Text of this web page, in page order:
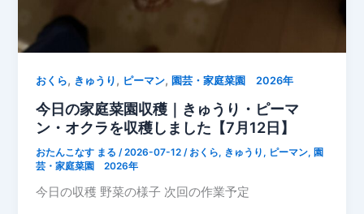
の
管
おくら, きゅうり , ピーマン,園芸・家庭菜園 2026年
今日の家庭菜園収穫｜きゅうり・ピーマ
ン・オクラを収穫しました【7月12日】
おたんこなす まる /2026-07-12 / おくら, きゅうり , ピーマン, 園
芸・家庭菜園 2026年
今日の収穫 野菜の様子 次回の作業予定